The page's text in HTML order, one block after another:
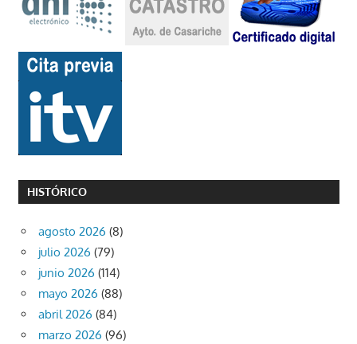
HISTÓRICO
agosto 2026 (8)
julio 2026 (79)
junio 2026 (114)
mayo 2026 (88)
abril 2026 (84)
marzo 2026 (96)